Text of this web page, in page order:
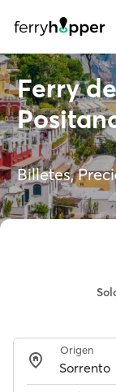
Ferry
Billetes,
Origen